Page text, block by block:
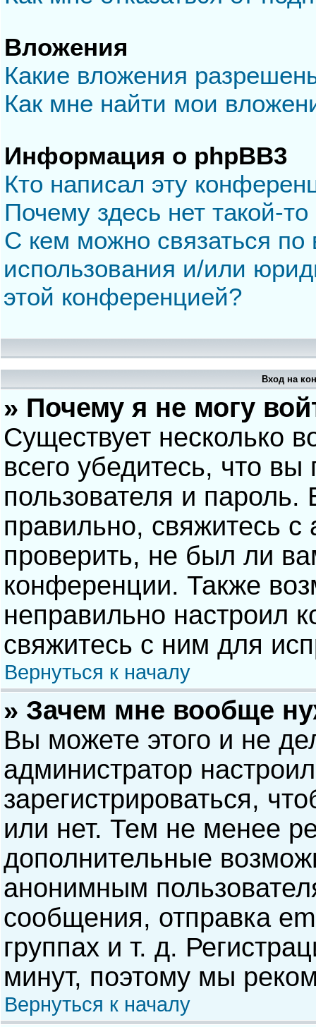
Вложения
Какие вложения
Как мне найти мои
Информация о phpBB3
Кто написал эту
Почему здесь нет такой-
С кем можно связаться по
использования и/или
этой конференцией?
Вход на
» Почему я не могу
Существует несколько
всего убедитесь, что
пользователя и
правильно, свяжитесь
проверить, не был ли
конференции. Также
неправильно настроил
свяжитесь с ним для
Вернуться к началу
» Зачем мне вообще
Вы можете этого и не
администратор
зарегистрироваться,
или нет. Тем не менее
дополнительные
анонимным
сообщения, отправка
группах и т. д.
минут, поэтому мы
Вернуться к началу